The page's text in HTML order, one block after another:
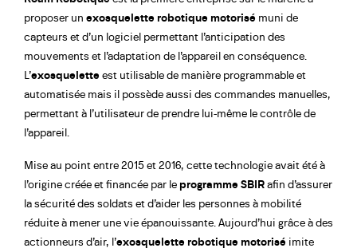
proposer un exosquelette robotique motorisé muni de
capteurs et d’un logiciel permettant l’anticipation des
mouvements et l’adaptation de l’appareil en conséquence.
L’exosquelette est utilisable de manière programmable et
automatisée mais il possède aussi des commandes manuelles,
permettant à l’utilisateur de prendre lui-même le contrôle de
l’appareil.
Mise au point entre 2015 et 2016, cette technologie avait été à
l’origine créée et financée par le programme SBIRafin d’assurer
la sécurité des soldats et d’aider les personnes à mobilité
réduite à mener une vie épanouissante. Aujourd’hui grâce à des
actionneurs d’air, l’exosquelette robotique motorisé imite